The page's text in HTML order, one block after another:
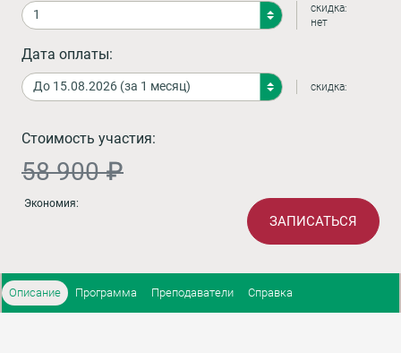
скидка:
нет
Дата оплаты:
скидка:
Стоимость участия:
58 900 ₽
Экономия:
ЗАПИСАТЬСЯ
Описание Программа Преподаватели Справка